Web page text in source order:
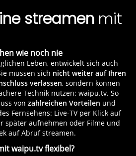
ein komfortables und flexibles
Erleben Sie die Zukunft des
über waipu.tv mit dem großen
an Filmen und Serien von
Sie mit einem
auf ein immenses Angebot an
Sie mit waipu.tv
Free-TV, sowie auchauf einigen
Sendernverfolgen und ergänzen
Auswahl an Live-Sport von
streamen mit
wie noch nie
Leben, entwickelt sich auch
müssen sich nicht weiter auf Ihren
verlassen, sondern können
Technik nutzen: waipu.tv. So
von zahlreichen Vorteilen und
Fernsehens: Live-TV per Klick auf
später aufnehmen oder Filme und
auf Abruf streamen.
waipu.tv flexibel?